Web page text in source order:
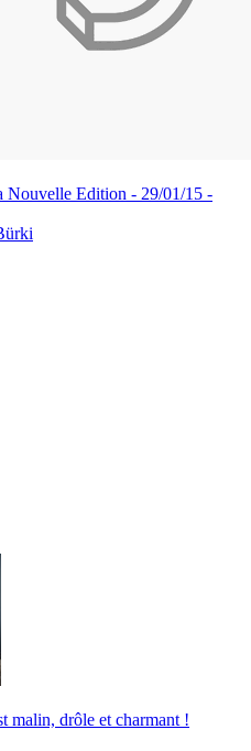
Nouvelle Edition - 29/01/15 -
malin, drôle et charmant !